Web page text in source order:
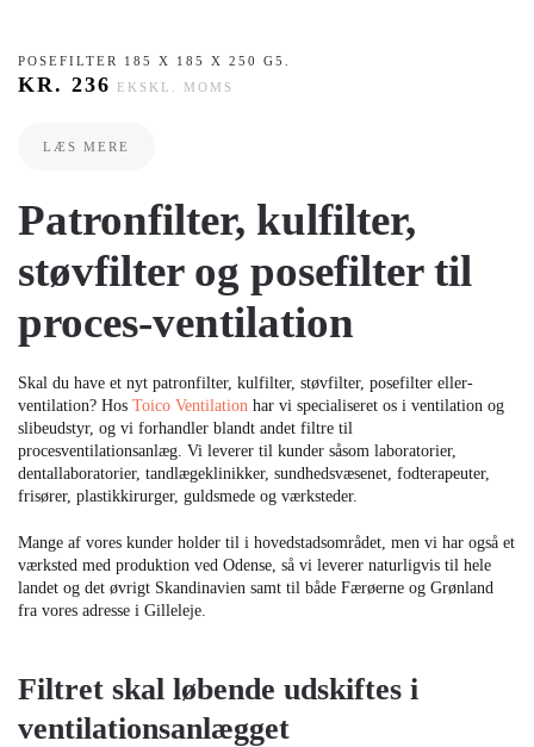
POSEFILTER 185 X 185 X 250 G5.
KR. 236 EKSKL. MOMS
LÆS MERE
Patronfilter, kulfilter,
støvfilter og posefilter til
proces-ventilation
Skal du have et nyt patronfilter, kulfilter, støvfilter, posefilter eller-
ventilation? Hos Toico Ventilation har vi specialiseret os i ventilation og
slibeudstyr, og vi forhandler blandt andet filtre til
procesventilationsanlæg. Vi leverer til kunder såsom laboratorier,
dentallaboratorier, tandlægeklinikker, sundhedsvæsenet, fodterapeuter,
frisører, plastikkirurger, guldsmede og værksteder.
Mange af vores kunder holder til i hovedstadsområdet, men vi har også et
værksted med produktion ved Odense, så vi leverer naturligvis til hele
landet og det øvrigt Skandinavien samt til både Færøerne og Grønland
fra vores adresse i Gilleleje.
Filtret skal løbende udskiftes i
ventilationsanlægget​